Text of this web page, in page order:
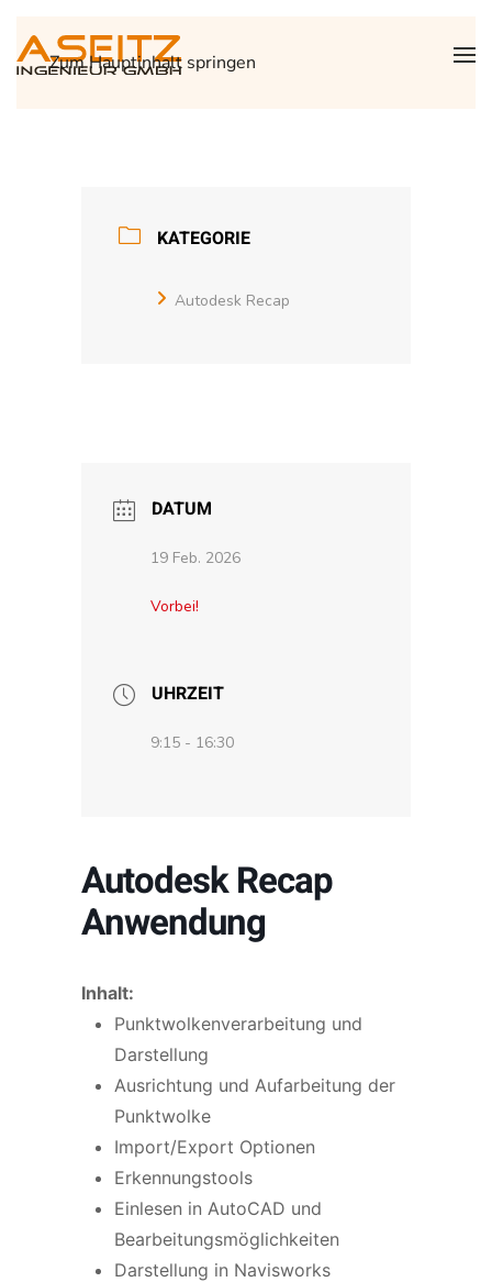
Zum Hauptinhalt springen
KATEGORIE
Autodesk Recap
DATUM
19 Feb. 2026
Vorbei!
UHRZEIT
9:15 - 16:30
Autodesk Recap
Anwendung
Inhalt:
Punktwolkenverarbeitung und
Darstellung
Ausrichtung und Aufarbeitung der
Punktwolke
Import/Export Optionen
Erkennungstools
Einlesen in AutoCAD und
Bearbeitungsmöglichkeiten
Darstellung in Navisworks